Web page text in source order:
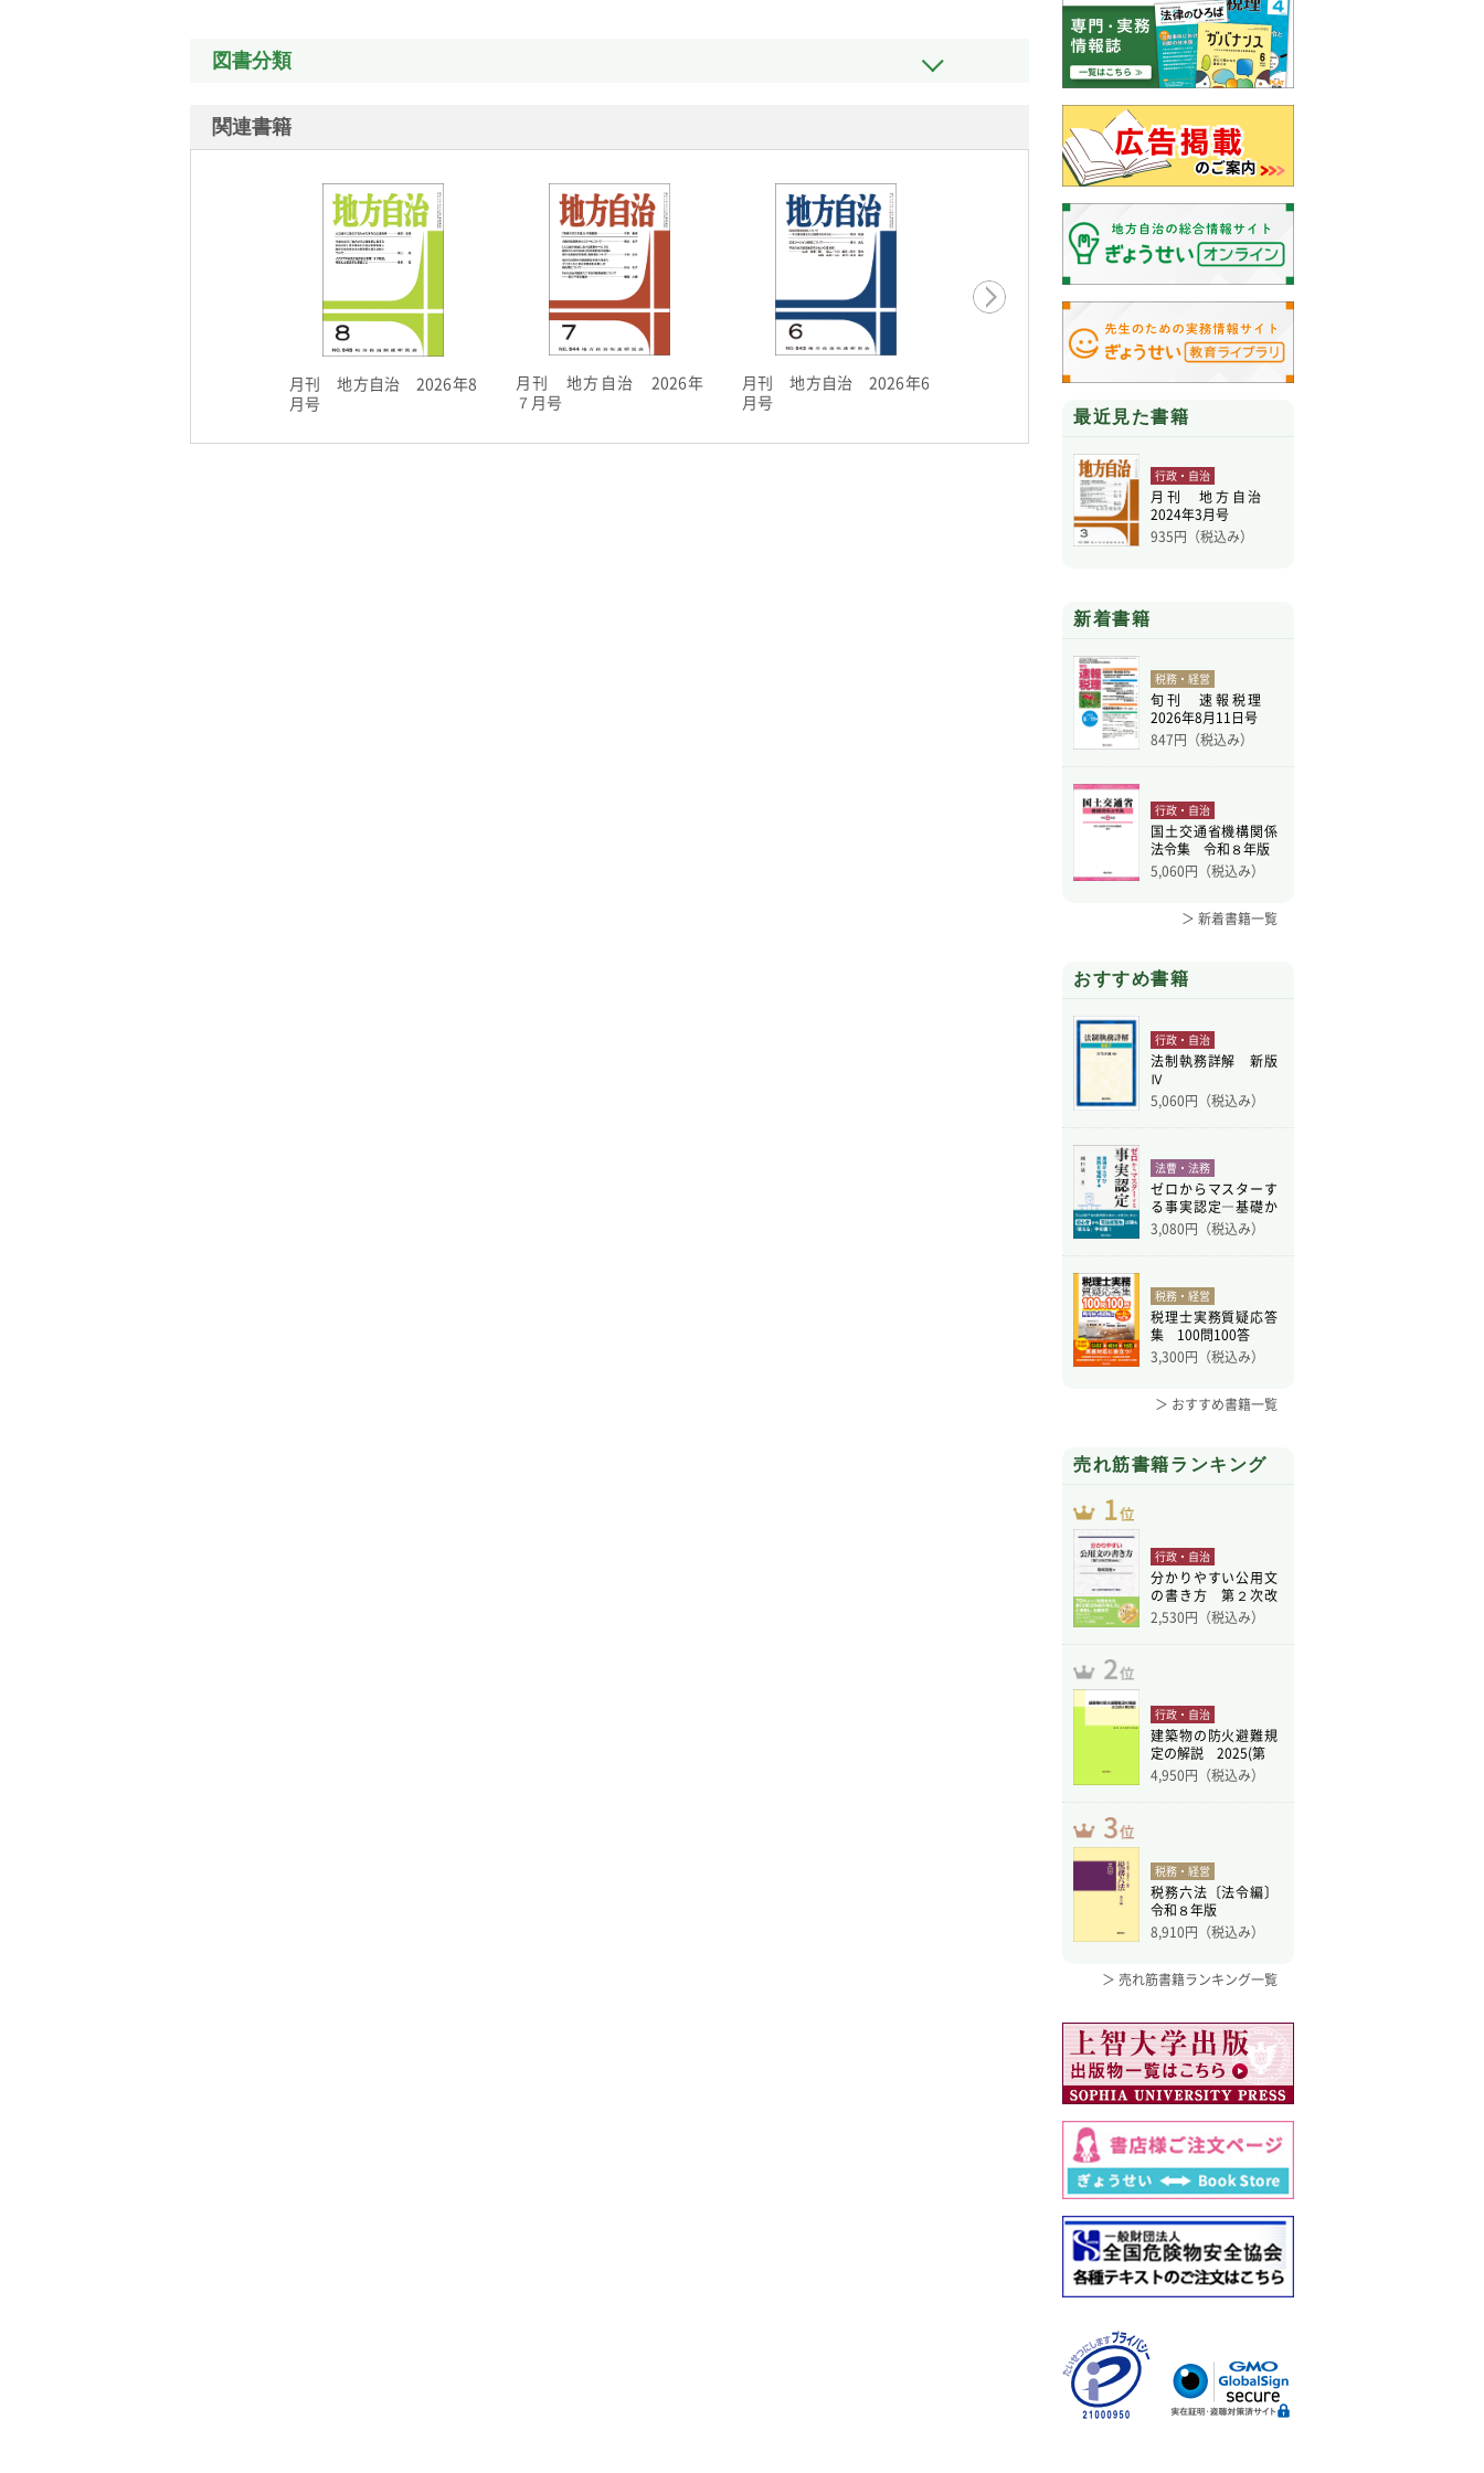
図書分類
関連書籍
月刊 地方自治 2026年8
月号
月刊 地方自治 2026年
７月号
月刊 地方自治 2026年6
月号
月刊 地方自治 2026年
月刊 地方自治 2026年
最近見た書籍
行政・自治
月刊 地方自治
2024年3月号
935円（税込み）
新着書籍
税務・経営
旬刊 速報税理
2026年8月11日号
847円（税込み）
行政・自治
国土交通省機構関係
法令集 令和８年版
5,060円（税込み）
＞ 新着書籍一覧
おすすめ書籍
行政・自治
法制執務詳解 新版
Ⅳ
5,060円（税込み）
法曹・法務
ゼロからマスターす
る事実認定―基礎か
ら学
3,080円（税込み）
税務・経営
税理士実務質疑応答
集 100問100答
3,300円（税込み）
＞ おすすめ書籍一覧
売れ筋書籍ランキング
行政・自治
分かりやすい公用文
の書き方 第２次改
訂版
2,530円（税込み）
行政・自治
建築物の防火避難規
定の解説 2025(第
4,950円（税込み）
税務・経営
税務六法〔法令編〕
令和８年版
8,910円（税込み）
＞ 売れ筋書籍ランキング一覧